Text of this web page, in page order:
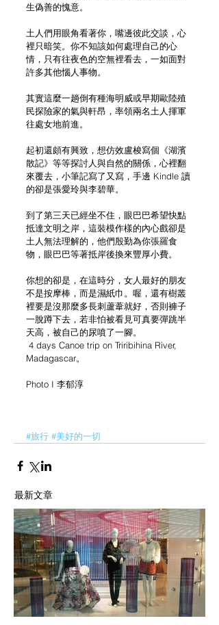
生偽善的愧意。
土人們用眼角看著你，嘴邊彼此交談，心
裡只暗笑。你不知該如何處理自己的心
情，只有往夜色的空無裡看去，一如面對
許多其他惱人事物。
其實這麼一趟倒有種海明威或早期歐陸殖
民探險家的氣與軒昂，率領兩名土人揮軍
往處女地前進。
起初還頗有興致，想仿效盧梭寫個《湖濱
散記》等等探討人與自然的關係，心裡翻
來覆去，小筆記寫了又寫，手邊 Kindle 讀
的卻是張愛玲與李碧華。
到了第三天已經坐不住，眼巴巴希望快點
抵達文明之岸，這裝模作樣的內心戲卻是
土人無法理解的，他們殷勤為你張羅食
物，眼巴巴等著抵岸後換來豐厚小費。
你想的卻是，在這時分，女人最好的朋友
不是按摩棒，而是濕紙巾。喔，還有樹叢
裡要是沒那麼多長刺蘆葦就好，否則褲子
一脫蹲下去，若非怕被看見可真要彈跳半
天高，被自己的尿噴了一腳。
Madagascar。
Photo I 李郁淳
#旅行 #美好的一切
最新文章